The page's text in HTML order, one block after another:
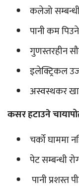
कलेजो
पानी कम
गुणस्तरहीन
इलेक्ट्रिकल
अस्वस्थकर
कसर हटाउने
चर्को घाममा
पेट सम्बन्धी
पानी प्रशस्त